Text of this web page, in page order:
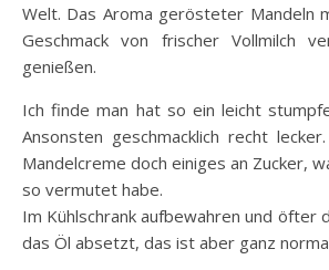
Welt. Das Aroma gerösteter Mandeln
Geschmack von frischer Vollmilch
genießen.
Ich finde man hat so ein leicht
Ansonsten geschmacklich recht
Mandelcreme doch einiges an Zucker,
so vermutet habe.
Im Kühlschrank aufbewahren und öfter
das Öl absetzt, das ist aber ganz